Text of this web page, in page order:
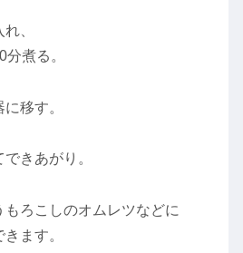
、
煮る。
移す。
きあがり。
ろこしのオムレツなどに
ます。